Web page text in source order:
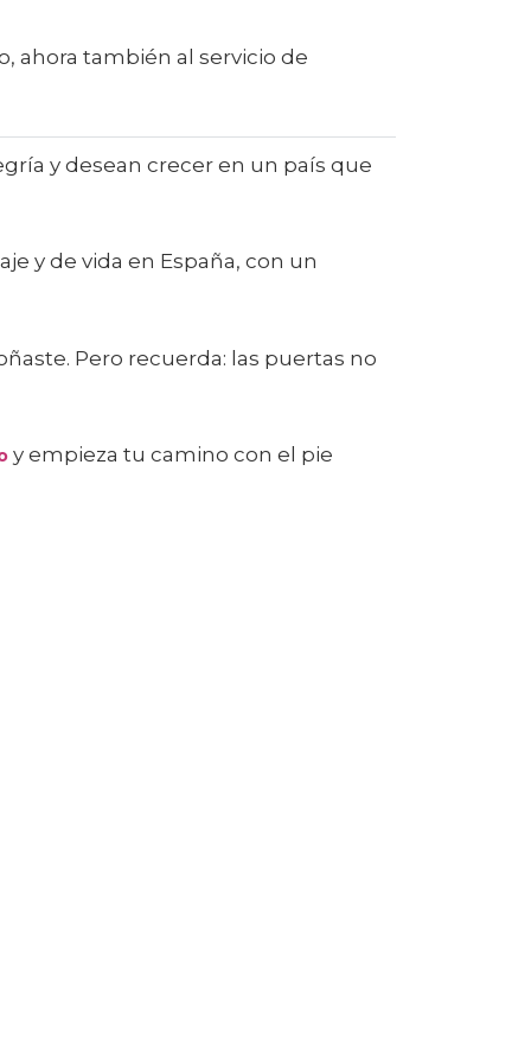
ahora también al servicio de
y desean crecer en un país que
y de vida en España, con un
Pero recuerda: las puertas no
y empieza tu camino con el pie